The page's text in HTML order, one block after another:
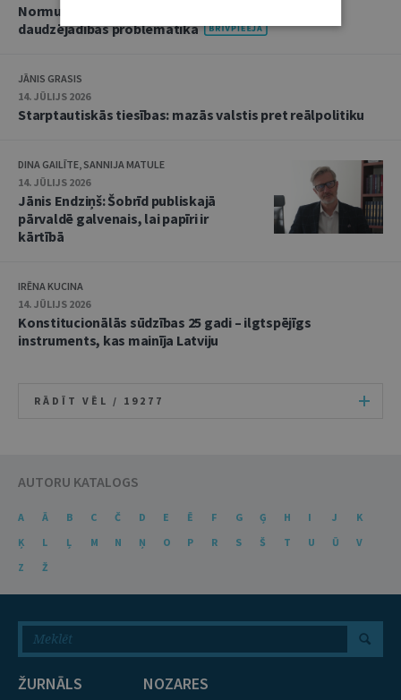
Normu konkurences un noziedzīgu nodarījumu
daudzējādības problemātika
JĀNIS GRASIS
14. JŪLIJS 2026
Starptautiskās tiesības: mazās valstis pret reālpolitiku
DINA GAILĪTE, SANNIJA MATULE
14. JŪLIJS 2026
Jānis Endziņš: Šobrīd publiskajā
pārvaldē galvenais, lai papīri ir
kārtībā
IRĒNA KUCINA
14. JŪLIJS 2026
Konstitucionālās sūdzības 25 gadi – ilgtspējīgs
instruments, kas mainīja Latviju
RĀDĪT VĒL / 19277
AUTORU KATALOGS
A Ā B C Č D E Ē F G Ģ H I J
K
Ķ
L Ļ M N Ņ O P R S Š T U Ū
V
Z
Ž
ŽURNĀLS NOZARES